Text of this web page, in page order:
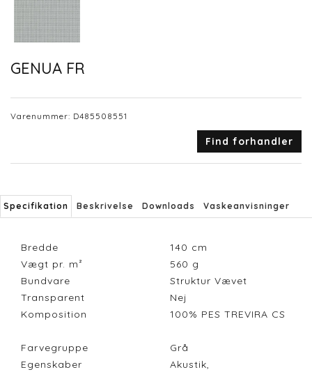
GENUA FR
Varenummer: D485508551
Find forhandler
Specifikation Beskrivelse Downloads Vaskeanvisninger
Bredde 140 cm
Vægt pr. m²
560 g
Bundvare
Struktur Vævet
Transparent
Nej
Komposition
100% PES TREVIRA CS
Farvegruppe
Grå
Egenskaber
Akustik,